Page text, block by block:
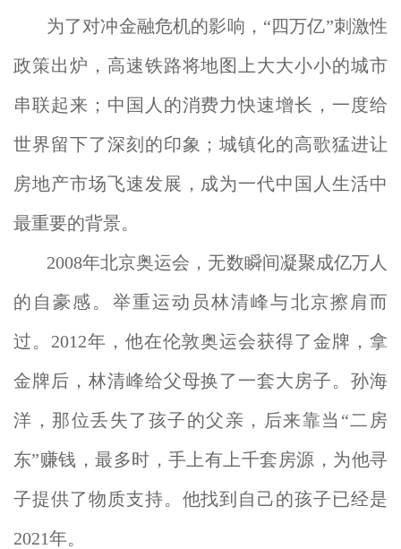
为了对冲金融危机的影响，“四万亿”刺激性
政策出炉，高速铁路将地图上大大小小的城市
串联起来；中国人的消费力快速增长，一度给
世界留下了深刻的印象；城镇化的高歌猛进让
房地产市场飞速发展，成为一代中国人生活中
最重要的背景。
2008年北京奥运会，无数瞬间凝聚成亿万人
的自豪感。举重运动员林清峰与北京擦肩而
过。2012年，他在伦敦奥运会获得了金牌，拿
金牌后，林清峰给父母换了一套大房子。孙海
洋，那位丢失了孩子的父亲，后来靠当“二房
东”赚钱，最多时，手上有上千套房源，为他寻
子提供了物质支持。他找到自己的孩子已经是
2021年。